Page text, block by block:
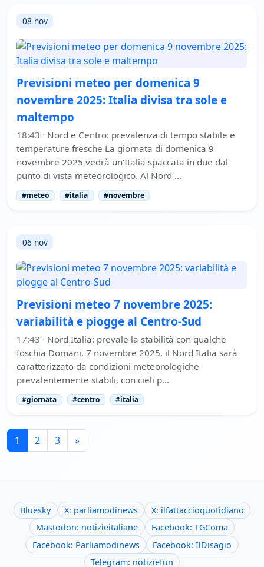
08 nov
Previsioni meteo per domenica 9
novembre 2025: Italia divisa tra sole e
maltempo
18:43 · Nord e Centro: prevalenza di tempo stabile e
temperature fresche La giornata di domenica 9
novembre 2025 vedrà un’Italia spaccata in due dal
punto di vista meteorologico. Al Nord …
#meteo #italia #novembre
06 nov
Previsioni meteo 7 novembre 2025:
variabilità e piogge al Centro-Sud
17:43 · Nord Italia: prevale la stabilità con qualche
foschia Domani, 7 novembre 2025, il Nord Italia sarà
caratterizzato da condizioni meteorologiche
prevalentemente stabili, con cieli p…
#giornata #centro #italia
1 2 3 »
Bluesky X: parliamodinews
X: ilfattaccioquotidiano
Mastodon: notizieitaliane
Facebook: TGComa
Facebook: Parliamodinews
Facebook: IlDisagio
Telegram: notiziefun